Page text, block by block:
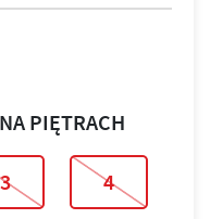
PIĘTRACH
3 4